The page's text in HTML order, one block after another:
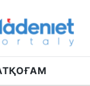
ҚОҒАМ